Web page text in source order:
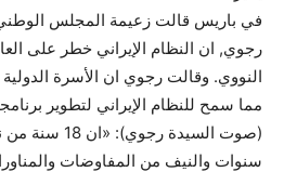
في باريس قالت زعيمة المجلس الوطني
رجوي, ان النظام الإيراني خطر على
النووي. وقالت رجوي ان الأسرة
مما سمح للنظام الإيراني لتطوير
(صوت السيدة
سنوات والنيف من المفاوضات